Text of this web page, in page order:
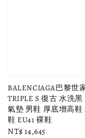
BALENCIAGA巴黎世
TRIPLE S 復古 水洗
氣墊 男鞋 厚底增高鞋
鞋 EU41 裸鞋
Regular
NT$ 14,645